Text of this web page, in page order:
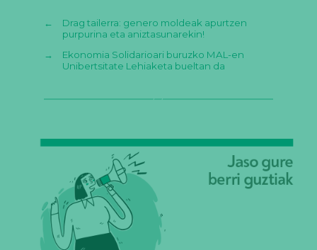
←
Drag tailerra: genero moldeak apurtzen
purpurina eta aniztasunarekin!
→
Ekonomia Solidarioari buruzko MAL-en
Unibertsitate Lehiaketa bueltan da